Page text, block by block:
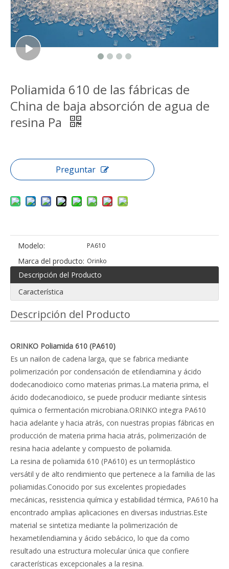
Poliamida 610 de las fábricas de
China de baja absorción de agua de
resina Pa
Preguntar
Modelo: PA610
Marca del producto: Orinko
Descripción del Producto
Característica
Descripción del Producto
ORINKO Poliamida 610 (PA610)
Es un nailon de cadena larga, que se fabrica mediante
polimerización por condensación de etilendiamina y ácido
dodecanodioico como materias primas.La materia prima, el
ácido dodecanodioico, se puede producir mediante síntesis
química o fermentación microbiana.ORINKO integra PA610
hacia adelante y hacia atrás, con nuestras propias fábricas en
producción de materia prima hacia atrás, polimerización de
resina hacia adelante y compuesto de poliamida.
La resina de poliamida 610 (PA610) es un termoplástico
versátil y de alto rendimiento que pertenece a la familia de las
poliamidas.Conocido por sus excelentes propiedades
mecánicas, resistencia química y estabilidad térmica, PA610 ha
encontrado amplias aplicaciones en diversas industrias.Este
material se sintetiza mediante la polimerización de
hexametilendiamina y ácido sebácico, lo que da como
resultado una estructura molecular única que confiere
características excepcionales a la resina.